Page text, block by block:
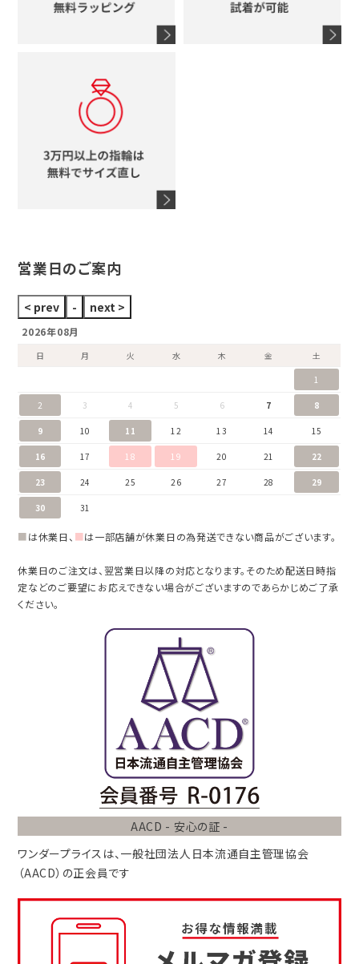
スタージュエリー
ウノアエレ
ブランドアイテムをすべて見る
シャネル
タグホイヤー
営業日のご案内
2026年08月
日 月 火 水 木 金
土
1
2 3 4 5 6 7 8
9 10 11 12 13 14 15
16 17 18 19 20 21 22
23 24 25 26 27 28 29
30 31
■は休業日、 ■は一部店舗が休業日の為発送できない商品がございます。
休業日のご注文は、翌営業日以降の対応となります。そのため配送日時指
定などのご要望にお応えできない場合がございますのであらかじめご了承
ください。
AACD - 安心の証 -
ワンダープライスは、 一般社団法人 日本流通自主管理協会
（AACD） の正会員です